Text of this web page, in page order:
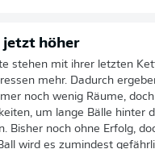
jetzt höher
stehen mit ihrer letzten
mehr. Dadurch
noch wenig Räume,
um lange Bälle hinter
Bisher noch ohne Erfolg,
wird es zumindest